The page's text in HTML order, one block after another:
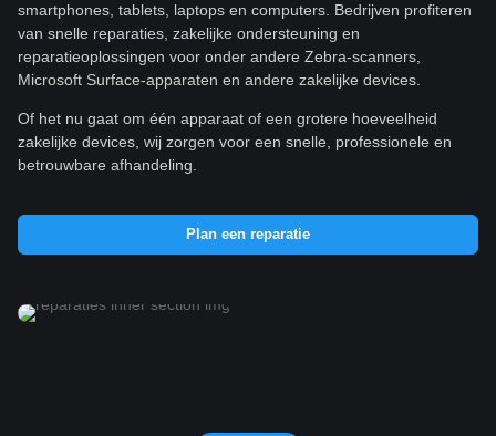
smartphones, tablets, laptops en computers. Bedrijven profiteren
van snelle reparaties, zakelijke ondersteuning en
reparatieoplossingen voor onder andere Zebra-scanners,
Microsoft Surface-apparaten en andere zakelijke devices.
Of het nu gaat om één apparaat of een grotere hoeveelheid
zakelijke devices, wij zorgen voor een snelle, professionele en
betrouwbare afhandeling.
Plan een reparatie